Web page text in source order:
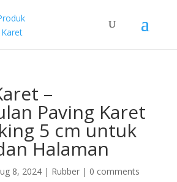
–
Paving Karet
5 cm untuk
Halaman
8, 2024| Rubber| 0 comments